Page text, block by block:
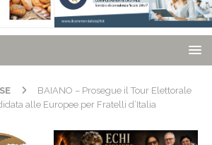
BAIANO – Prosegue il Tour Elettorale
alle Europee per Fratelli d’Italia